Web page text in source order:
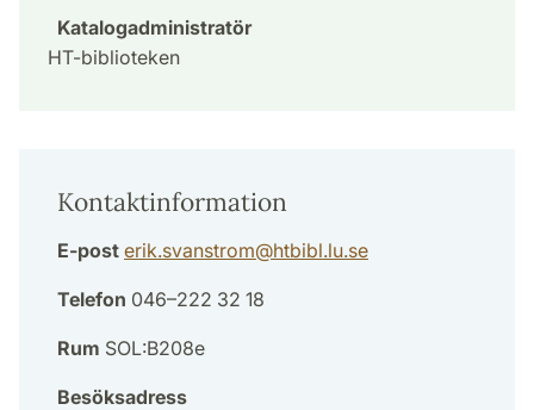
Katalogadministratör
HT-biblioteken
Kontaktinformation
E-post erik.svanstrom@htbibl.lu.se
Telefon 046–222 32 18
Rum SOL:B208e
Besöksadress